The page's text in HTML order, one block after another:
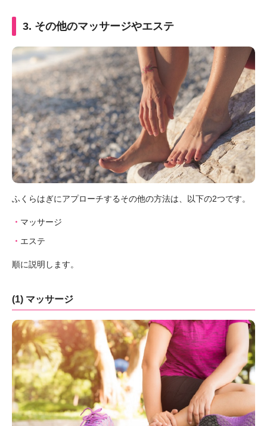
3. その他のマッサージやエステ
ふくらはぎにアプローチするその他の方法は、以下の2つです。
マッサージ
エステ
順に説明します。
(1) マッサージ